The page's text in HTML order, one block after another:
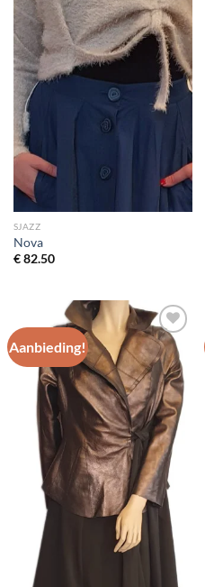
SJAZZ
Nova
€82.50
Aanbieding!
Toevoegen
aan
wenslijst